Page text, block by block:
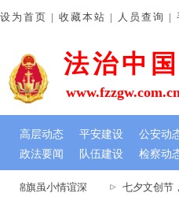
旗虽小情谊深 七夕文创节，
法治中
政法要闻 队伍建设 检察动
设为首页 | 收藏本站 | 人员查询 |
高层动态 平安建设 公安动